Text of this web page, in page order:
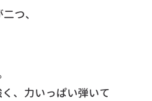
つ、
、力いっぱい弾いて